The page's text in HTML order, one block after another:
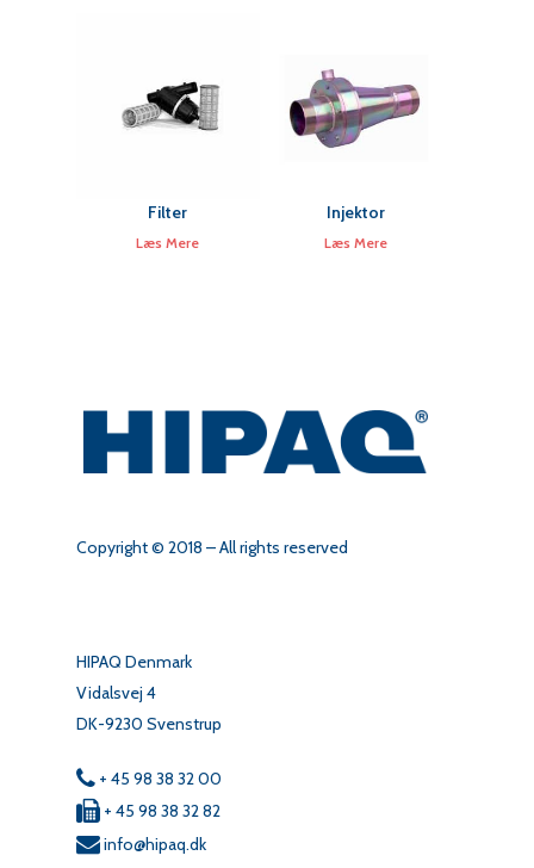
Filter
Læs Mere
Injektor
Læs Mere
Copyright © 2018 – All rights reserved
HIPAQ Denmark
Vidalsvej 4
DK-9230 Svenstrup
+ 45 98 38 32 00
+ 45 98 38 32 82
info@hipaq.dk